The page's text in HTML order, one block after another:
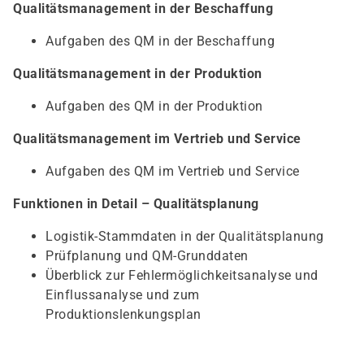
Qualitätsmanagement in der Beschaffung
Aufgaben des QM in der Beschaffung
Qualitätsmanagement in der Produktion
Aufgaben des QM in der Produktion
Qualitätsmanagement im Vertrieb und Service
Aufgaben des QM im Vertrieb und Service
Funktionen in Detail – Qualitätsplanung
Logistik-Stammdaten in der Qualitätsplanung
Prüfplanung und QM-Grunddaten
Überblick zur Fehlermöglichkeitsanalyse und
Einflussanalyse und zum
Produktionslenkungsplan